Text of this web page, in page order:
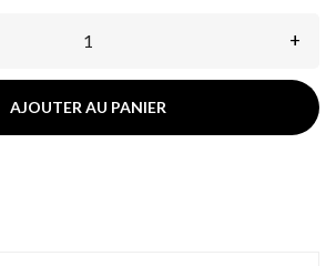
+
AJOUTER AU PANIER